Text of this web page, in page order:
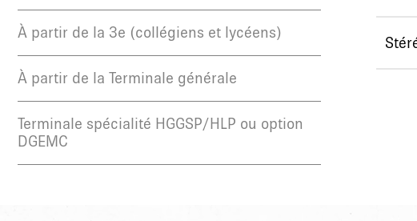
À partir de la 3e (collégiens et lycéens)
À partir de la Terminale générale
Terminale spécialité HGGSP/HLP ou option
DGEMC